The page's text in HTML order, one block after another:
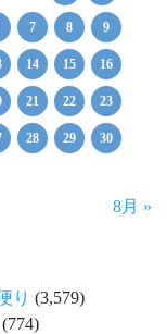
7 8 9
14 15 16
21 22 23
28 29 30
8月 »
り (3,579)
(774)